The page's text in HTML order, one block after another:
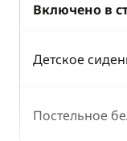
Включено в
Детское
Постельное